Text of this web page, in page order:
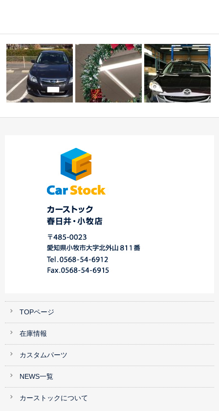
入れありがと…
TOPページ
在庫情報
カスタムパーツ
NEWS一覧
カーストックについて